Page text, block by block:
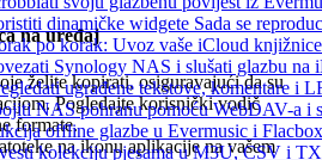
dinamičke widgete Sada se
po korak: Uvoz vaše iCloud
Synology NAS i slušati glazbu na
ugrađene tekstove, komentare i
NAS pohranu pomoću WebDAV-a i
offline glazbe u Evermusic i
kolekciju pjesama u M3U, CSV i
na uređaj
želite kopirati, osiguravajući da su
Pogledajte korisnički vodič
formate.
na ikonu aplikacije na vašem